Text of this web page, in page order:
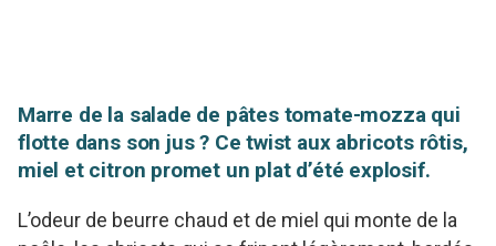
Marre de la salade de pâtes tomate-mozza qui
flotte dans son jus ? Ce twist aux abricots rôtis,
miel et citron promet un plat d’été explosif.
L’odeur de beurre chaud et de miel qui monte de la